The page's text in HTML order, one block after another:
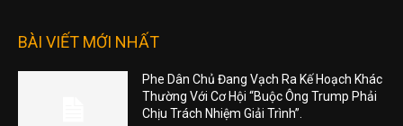
BÀI VIẾT MỚI NHẤT
Phe Dân Chủ Đang Vạch Ra Kế Hoạch Khác
Thường Với Cơ Hội “Buộc Ông Trump Phải
Chịu Trách Nhiệm Giải Trình”.